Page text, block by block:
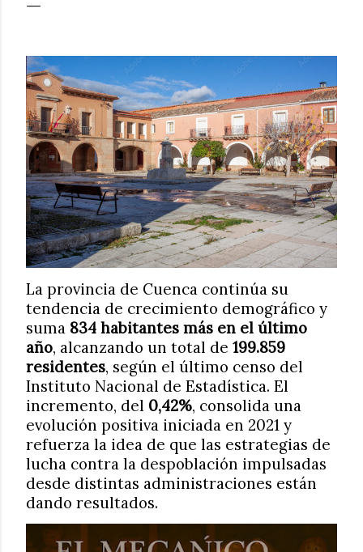
La provincia de Cuenca continúa su
tendencia de crecimiento demográfico y
suma 834 habitantes más en el último
año, alcanzando un total de 199.859
residentes, según el último censo del
Instituto Nacional de Estadística. El
incremento, del 0,42%, consolida una
evolución positiva iniciada en 2021 y
refuerza la idea de que las estrategias de
lucha contra la despoblación impulsadas
desde distintas administraciones están
dando resultados.